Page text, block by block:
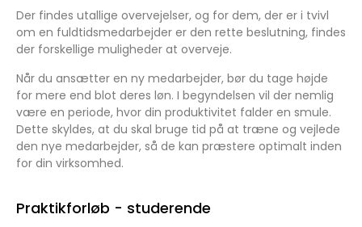
Der findes utallige overvejelser, og for dem, der er i tvivl
om en fuldtidsmedarbejder er den rette beslutning, findes
der forskellige muligheder at overveje.
Når du ansætter en ny medarbejder, bør du tage højde
for mere end blot deres løn. I begyndelsen vil der nemlig
være en periode, hvor din produktivitet falder en smule.
Dette skyldes, at du skal bruge tid på at træne og vejlede
den nye medarbejder, så de kan præstere optimalt inden
for din virksomhed.
Praktikforløb - studerende